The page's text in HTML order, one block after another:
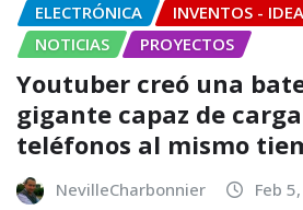
ELECTRÓNICA INVENTOS -
NOTICIAS
PROYECTOS
Youtuber creó una
gigante capaz de
teléfonos al mismo
NevilleCharbonnier Feb